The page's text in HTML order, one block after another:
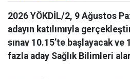
2026 YÖKDİL/2, 9 Ağustos
adayın katılımıyla
sınav 10.15’te başlayacak ve
fazla aday Sağlık Bilimleri